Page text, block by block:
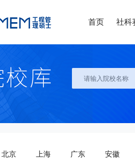
首页 社科
北京 上海 广东 安徽